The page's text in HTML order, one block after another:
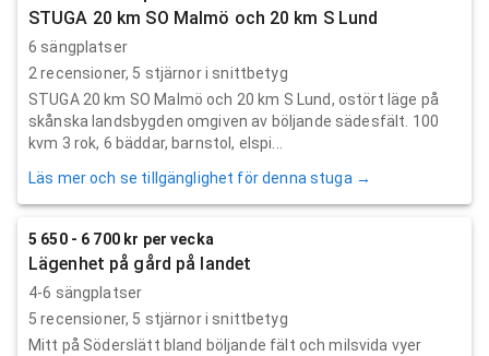
STUGA 20 km SO Malmö och 20 km S Lund
6 sängplatser
2 recensioner, 5 stjärnor i snittbetyg
STUGA 20 km SO Malmö och 20 km S Lund, ostört läge på
skånska landsbygden omgiven av böljande sädesfält. 100
kvm 3 rok, 6 bäddar, barnstol, elspi...
Läs mer och se tillgänglighet för denna stuga →
5 650 - 6 700 kr per vecka
Lägenhet på gård på landet
4-6 sängplatser
5 recensioner, 5 stjärnor i snittbetyg
Mitt på Söderslätt bland böljande fält och milsvida vyer